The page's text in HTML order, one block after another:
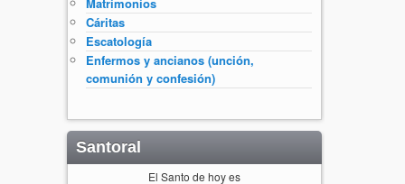
Cáritas
Escatología
Enfermos y ancianos (unción,
comunión y confesión)
Santoral
El Santo de hoy es